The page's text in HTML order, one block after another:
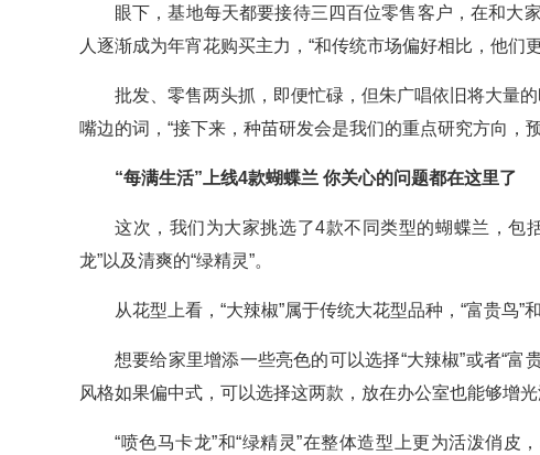
眼下，基地每天都要接待三四百位零售客户，在和大
人逐渐成为年宵花购买主力，“和传统市场偏好相比，他们
批发、零售两头抓，即便忙碌，但朱广唱依旧将大量
嘴边的词，“接下来，种苗研发会是我们的重点研究方向，
“每满生活”上线4款蝴蝶兰 你关心的问题都在这里了
这次，我们为大家挑选了4款不同类型的蝴蝶兰，包
龙”以及清爽的“绿精灵”。
从花型上看，“大辣椒”属于传统大花型品种，“富贵鸟”
想要给家里增添一些亮色的可以选择“大辣椒”或者“
风格如果偏中式，可以选择这两款，放在办公室也能够增光
“喷色马卡龙”和“绿精灵”在整体造型上更为活泼俏